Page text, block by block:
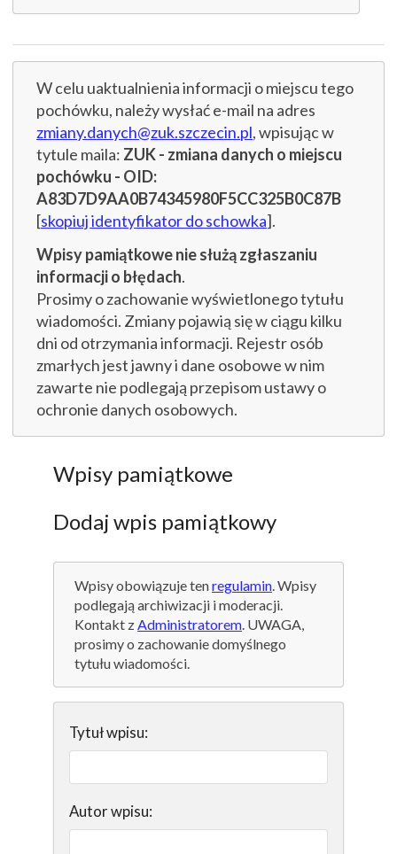
W celu uaktualnienia informacji o miejscu tego
pochówku, należy wysłać e-mail na adres
zmiany.danych@zuk.szczecin.pl, wpisując w
tytule maila: ZUK - zmiana danych o miejscu
pochówku - OID:
A83D7D9AA0B74345980F5CC325B0C87B
[skopiuj identyfikator do schowka].
Wpisy pamiątkowe nie służą zgłaszaniu
informacji o błędach.
Prosimy o zachowanie wyświetlonego tytułu
wiadomości. Zmiany pojawią się w ciągu kilku
dni od otrzymania informacji. Rejestr osób
zmarłych jest jawny i dane osobowe w nim
zawarte nie podlegają przepisom ustawy o
ochronie danych osobowych.
Wpisy pamiątkowe
Dodaj wpis pamiątkowy
Wpisy obowiązuje tenregulamin. Wpisy
podlegają archiwizacji i moderacji.
Kontakt zAdministratorem. UWAGA,
prosimy o zachowanie domyślnego
tytułu wiadomości.
Tytuł wpisu:
Autor wpisu: